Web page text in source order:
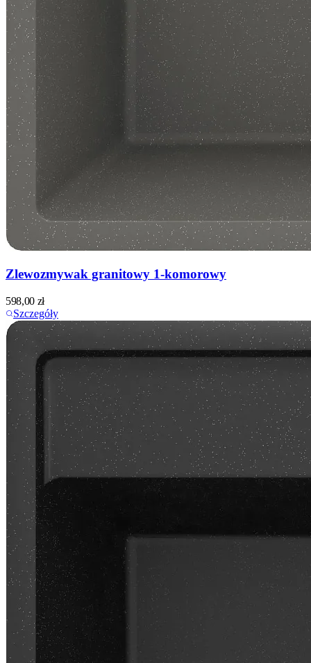
Zlewozmywak granitowy 1-komorowy
598,00 zł
Szczegóły